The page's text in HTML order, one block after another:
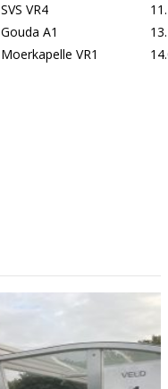
SVS VR4
Gouda A1
Moerkapelle VR1